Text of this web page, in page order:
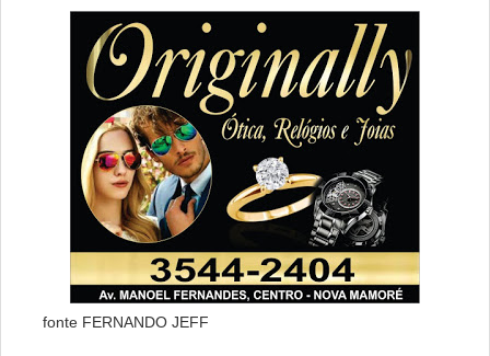
fonte FERNANDO JEFF